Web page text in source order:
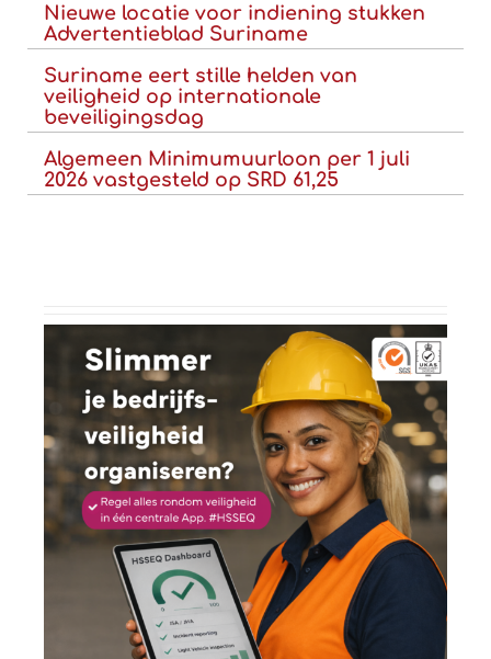
Nieuwe locatie voor indiening stukken
Advertentieblad Suriname
Suriname eert stille helden van
veiligheid op internationale
beveiligingsdag
Algemeen Minimumuurloon per 1 juli
2026 vastgesteld op SRD 61,25